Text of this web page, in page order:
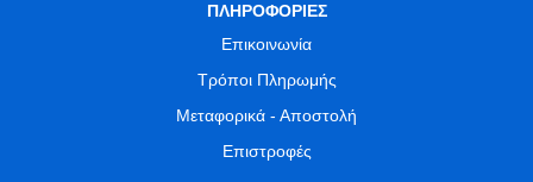
ΠΛΗΡΟΦΟΡΙΕΣ
Επικοινωνία
Τρόποι Πληρωμής
Μεταφορικά - Αποστολή
Επιστροφές